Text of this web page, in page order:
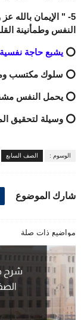
5- " الإيمان بالله
النفس وطمأنينة
⭕ يشبع حاجة
⭕ سلوك مكتسب
⭕ يحمل النفس
⭕ وسيلة لتحقيق
الوسوم : الصف السابع
شارك الموضوع
مواضيع ذات صلة